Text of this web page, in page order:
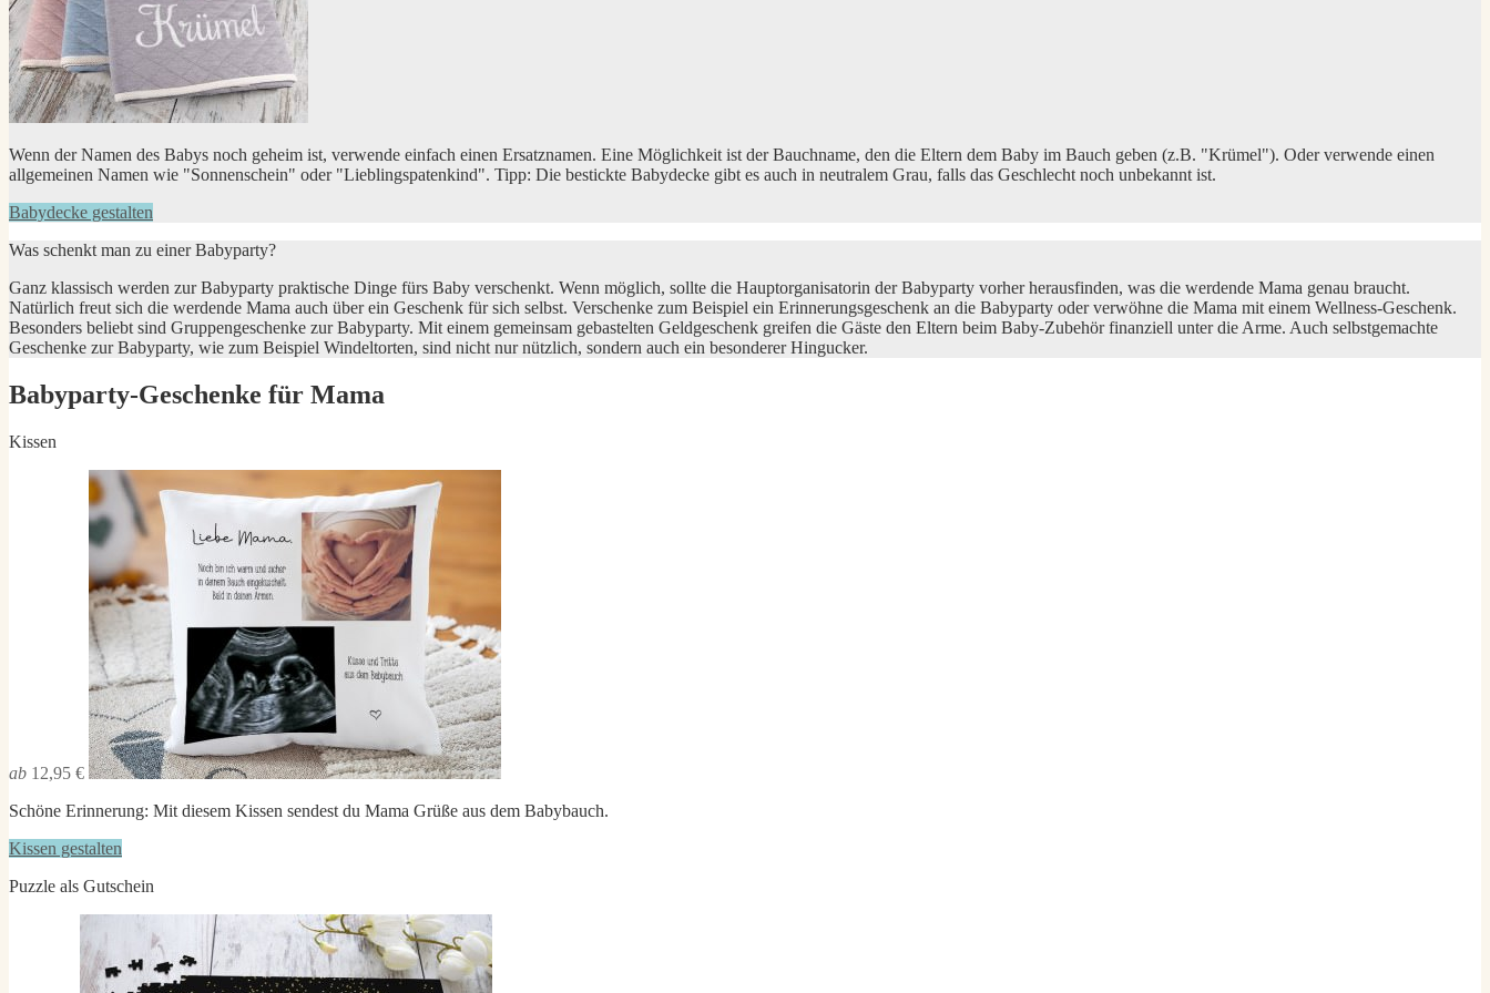
Wenn der Namen des Babys noch geheim ist, verwende einfach einen Ersatznamen. Eine Möglichkeit ist der Bauchname, den die Eltern dem Baby im Bauch geben (z.B. "Krümel"). Oder verwende einen
allgemeinen Namen wie "Sonnenschein" oder "Lieblingspatenkind". Tipp: Die bestickte Babydecke gibt es auch in neutralem Grau, falls das Geschlecht noch unbekannt ist.
Babydecke gestalten
Was schenkt man zu einer Babyparty?
Ganz klassisch werden zur Babyparty praktische Dinge fürs Baby verschenkt. Wenn möglich, sollte die Hauptorganisatorin der Babyparty vorher herausfinden, was die werdende Mama genau braucht.
Natürlich freut sich die werdende Mama auch über ein Geschenk für sich selbst. Verschenke zum Beispiel ein Erinnerungsgeschenk an die Babyparty oder verwöhne die Mama mit einem Wellness-Geschenk.
Besonders beliebt sind Gruppengeschenke zur Babyparty. Mit einem gemeinsam gebastelten Geldgeschenk greifen die Gäste den Eltern beim Baby-Zubehör finanziell unter die Arme. Auch selbstgemachte
Geschenke zur Babyparty, wie zum Beispiel Windeltorten, sind nicht nur nützlich, sondern auch ein besonderer Hingucker.
Babyparty-Geschenke für Mama
Kissen
ab 12,95 €
Schöne Erinnerung: Mit diesem Kissen sendest du Mama Grüße aus dem Babybauch.
Kissen gestalten
Puzzle als Gutschein